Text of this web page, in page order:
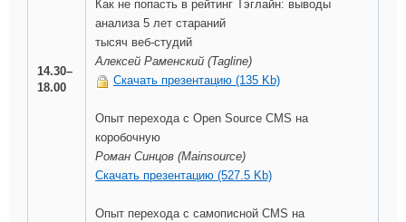
14.30–
18.00
Как не попасть в рейтинг Тэглайн: выводы
анализа 5 лет стараний
тысяч веб-студий
Алексей Раменский (Tagline)
Скачать презентацию (135 Kb)
Опыт перехода с Open Source CMS на
коробочную
Роман Синцов (Mainsource)
Скачать презентацию (527.5 Kb)
Опыт перехода с самописной CMS на